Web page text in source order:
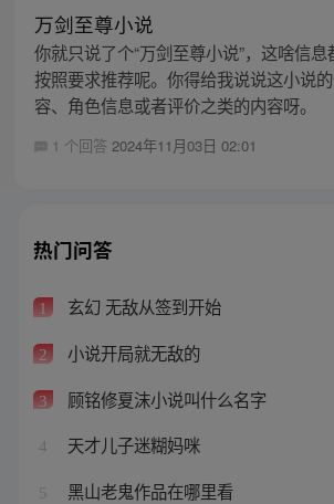
万剑至尊小说
你就只说了个“万剑至尊小说”，这啥信
按照要求推荐呢。你得给我说说这小说
容、角色信息或者评价之类的内容呀。
1 个回答 2024年11月03日 02:01
热门问答
1 玄幻 无敌从签到开始
2 小说开局就无敌的
3 顾铭修夏沫小说叫什么名字
4 天才儿子迷糊妈咪
5 黑山老鬼作品在哪里看